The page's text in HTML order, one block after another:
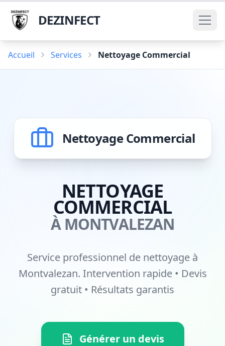
DEZINFECT
Accueil Services Nettoyage Commercial
Nettoyage Commercial
NETTOYAGE
COMMERCIAL
À MONTVALEZAN
Service professionnel de nettoyage à
Montvalezan. Intervention rapide • Devis
gratuit • Résultats garantis
Générer un devis